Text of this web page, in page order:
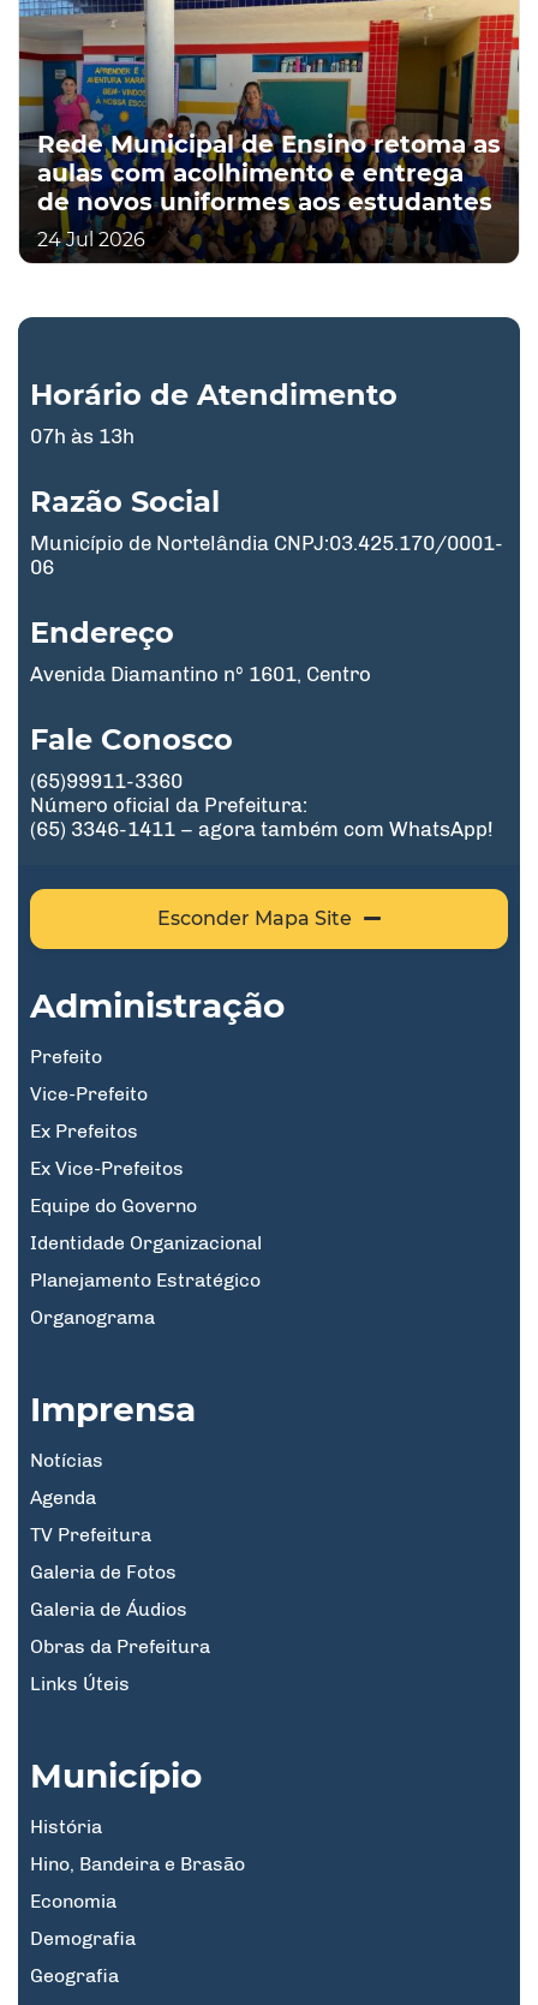
Rede Municipal de Ensino retoma as
aulas com acolhimento e entrega
de novos uniformes aos estudantes
24 Jul 2026
Horário de Atendimento
07h às 13h
Razão Social
Município de Nortelândia CNPJ:03.425.170/0001-
06
Endereço
Avenida Diamantino nº 1601, Centro
Fale Conosco
(65)99911-3360
Número oficial da Prefeitura:
(65) 3346-1411 – agora também com WhatsApp!
Esconder Mapa Site
Administração
Prefeito
Vice-Prefeito
Ex Prefeitos
Ex Vice-Prefeitos
Equipe do Governo
Identidade Organizacional
Planejamento Estratégico
Organograma
Imprensa
Notícias
Agenda
TV Prefeitura
Galeria de Fotos
Galeria de Áudios
Obras da Prefeitura
Links Úteis
Município
História
Hino, Bandeira e Brasão
Economia
Demografia
Geografia